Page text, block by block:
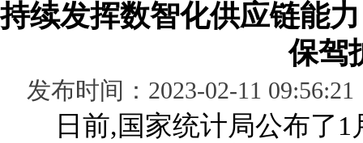
持续发挥数智化供应链能
保驾
发布时间：2023-02-11
日前,国家统计局公布了1